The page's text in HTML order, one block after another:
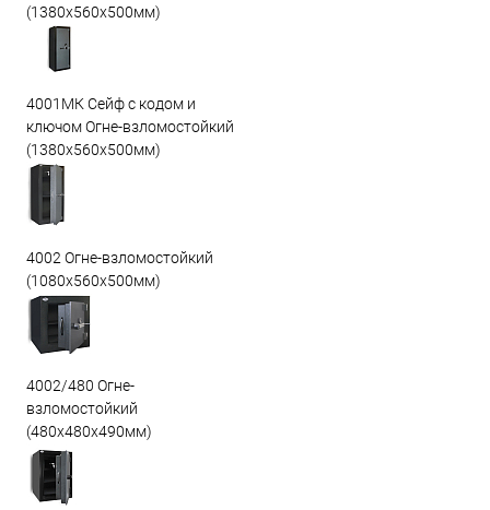
(1380х560х500мм)
4001МК Сейф с кодом и
ключом Огне-взломостойкий
(1380х560х500мм)
4002 Огне-взломостойкий
(1080х560х500мм)
4002/480 Огне-
взломостойкий
(480х480х490мм)